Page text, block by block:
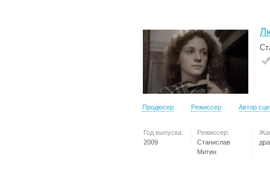
Продюсер Режиссер Автор
Год выпуска:
2009
Режиссер:
Станислав
Митин